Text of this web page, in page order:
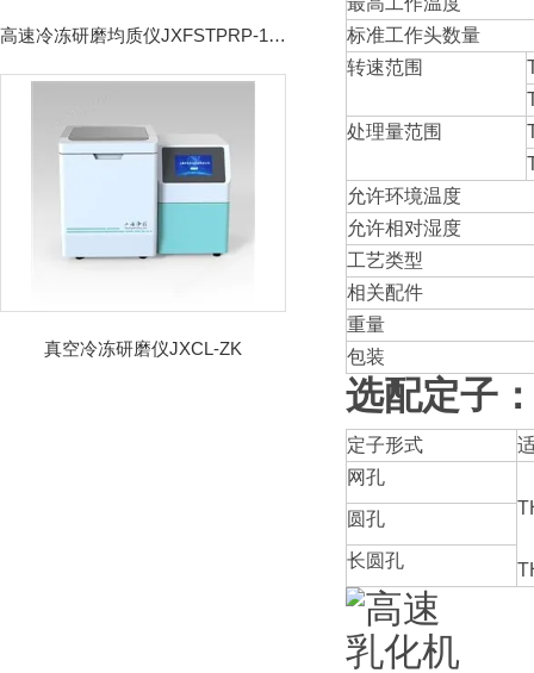
高速冷冻研磨均质仪JXFSTPRP-192CL
真空冷冻研磨仪JXCL-ZK
标准工作头数量
转速范围
处理量范围
允许环境温度
允许相对湿度
工艺类型
相关配件
重量
包装
选配定子
定子形式
网孔
圆孔
长圆孔